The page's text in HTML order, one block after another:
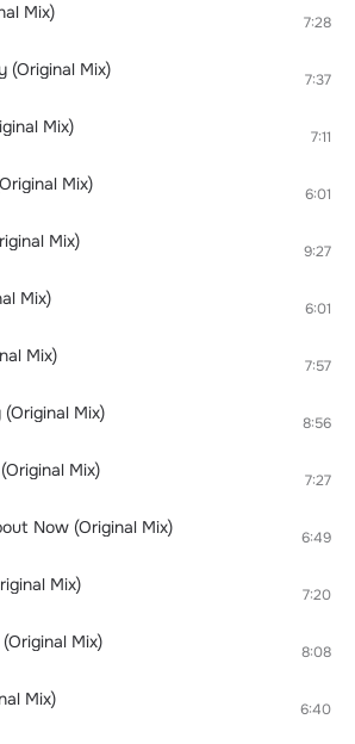
Mix) 7:28
(Original Mix) 7:37
Mix) 7:11
Mix) 6:01
Mix) 9:27
Mix) 6:01
Mix) 7:57
Mix) 8:56
Mix) 7:27
Now (Original Mix) 6:49
Mix) 7:20
Mix) 8:08
Mix) 6:40